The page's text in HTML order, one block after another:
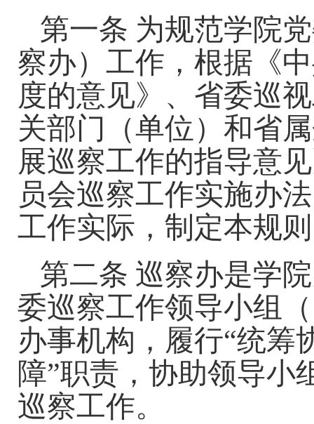
第一条 为规范学院
察办）工作，根据《
度的意见》、省委巡
关部门（单位）和省
展巡察工作的指导意
员会巡察工作实施办
工作实际，制定本规
第二条 巡察办是学院
委巡察工作领导小组
办事机构， 履行“统筹
障”职责，协助领导小
巡察工作。